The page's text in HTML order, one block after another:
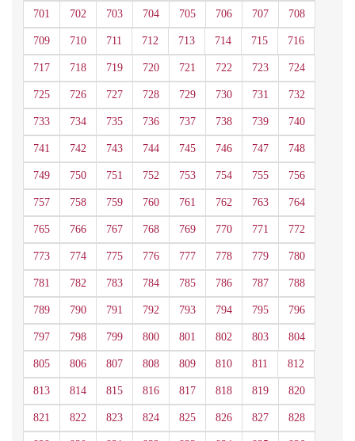
701 702 703 704 705 706 707 708
709 710 711 712 713 714 715 716
717 718 719 720 721 722 723 724
725 726 727 728 729 730 731 732
733 734 735 736 737 738 739 740
741 742 743 744 745 746 747 748
749 750 751 752 753 754 755 756
757 758 759 760 761 762 763 764
765 766 767 768 769 770 771 772
773 774 775 776 777 778 779 780
781 782 783 784 785 786 787 788
789 790 791 792 793 794 795 796
797 798 799 800 801 802 803 804
805 806 807 808 809 810 811 812
813 814 815 816 817 818 819 820
821 822 823 824 825 826 827 828